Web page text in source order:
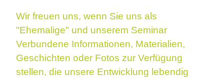
Wir freuen uns, wenn Sie uns als
"Ehemalige" und unserem Seminar
Verbundene Informationen, Materialien,
Geschichten oder Fotos zur Verfügung
stellen, die unsere Entwicklung lebendig